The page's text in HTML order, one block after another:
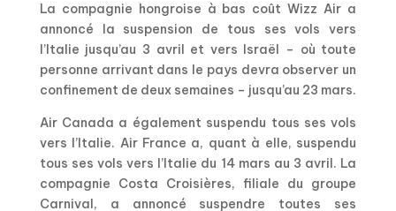
La compagnie hongroise à bas coût Wizz Air a
annoncé la suspension de tous ses vols vers
l’Italie jusqu’au 3 avril et vers Israël – où toute
personne arrivant dans le pays devra observer un
confinement de deux semaines – jusqu’au 23 mars.
Air Canada a également suspendu tous ses vols
vers l’Italie. Air France a, quant à elle, suspendu
tous ses vols vers l’Italie du 14 mars au 3 avril. La
compagnie Costa Croisières, filiale du groupe
Carnival, a annoncé suspendre toutes ses